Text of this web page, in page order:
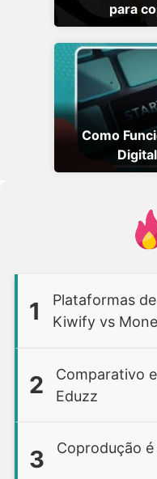
para
Como
1
Plataformas
Kiwify vs
2
Comparativo
Eduzz
3 Coprodução